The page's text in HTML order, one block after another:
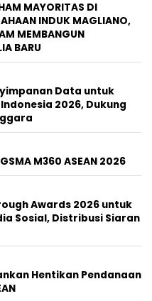
MAYORITAS DI
INDUK MAGLIANO,
MEMBANGUN
BARU
Data untuk
2026, Dukung
M360 ASEAN 2026
Awards 2026 untuk
Sosial, Distribusi Siaran
Hentikan Pendanaan